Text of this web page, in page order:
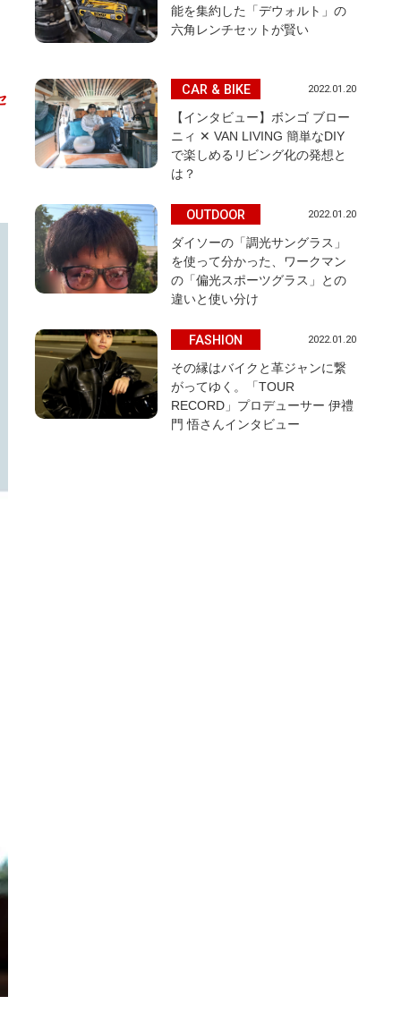
能を集約した「デウォルト」の
六角レンチセットが賢い
CAR & BIKE 2022.01.20
【インタビュー】ボンゴ ブロー
ニィ ✕ VAN LIVING 簡単なDIY
で楽しめるリビング化の発想と
は？
OUTDOOR 2022.01.20
ダイソーの「調光サングラス」
を使って分かった、ワークマン
の「偏光スポーツグラス」との
違いと使い分け
FASHION 2022.01.20
その縁はバイクと革ジャンに繋
がってゆく。「TOUR
RECORD」プロデューサー 伊禮
門 悟さんインタビュー